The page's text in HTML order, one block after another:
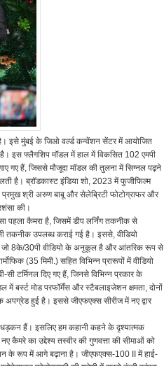
इसे मुंबई के जिओ वर्ल्ड कन्वेंशन सेंटर में आयोजित
इस फ्लैगशिप मॉडल में हाल में विकसित 102 एमपी
गए हैं, जिससे मौजूदा मॉडल की तुलना में सिग्नल पढ़ने
है। ब्रॉडकास्ट इंडिया शो, 2023 में फुजीफिल्म
श्री अरुण बाबू और सेलेब्रिटी फोटोग्राफर और
की।
पहला कैमरा है, जिसमें डीप लर्निंग तकनीक से
तकनीक उपलब्ध कराई गई है। इससे, वीडियो
जो 8के/30पी वीडियो के अनुकूल है और आंतरिक रूप से
(35 मिमी.) सहित विभिन्न प्रारूपों में वीडियो
सी टर्मिनल दिए गए हैं, जिनसे विभिन्न प्रकार के
बर्स्ट मोड परफॉर्मेंस और स्टैबलाइजेशन क्षमता, दोनों
हुई है। इससे जीएफएक्स सीरीज में नए द्वार
धड़कन हैं। इसलिए हम कहानी कहने के दृश्यात्मक
का उद्देश्य तस्वीर की गुणवत्ता की सीमाओं को
के रूप में आगे बढ़ाना है। जीएफएक्स-100 II में हाई-